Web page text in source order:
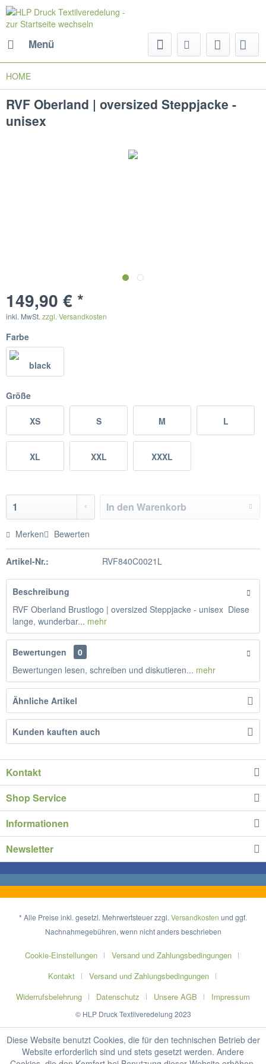
Menü
HOME
RVF Oberland | oversized Steppjacke -
unisex
149,90 € *
inkl. MwSt. zzgl. Versandkosten
Farbe
Größe
XS S M L
XL XXL XXXL
In den Warenkorb
Merken Bewerten
Artikel-Nr.: RVF840C0021L
Beschreibung
RVF Oberland Brustlogo | oversized Steppjacke - unisex Diese
lange, wunderbar... mehr
Bewertungen
0
Bewertungen lesen, schreiben und diskutieren... mehr
Ähnliche Artikel
Kunden kauften auch
Kontakt
Shop Service
Informationen
Newsletter
* Alle Preise inkl. gesetzl. Mehrwertsteuer zzgl. Versandkosten und ggf.
Nachnahmegebühren, wenn nicht anders beschrieben
Cookie-Einstellungen
Versand und Zahlungsbedingungen
Kontakt
Versand und Zahlungsbedingungen
Widerrufsbelehrung
Datenschutz Unsere AGB Impressum
© HLP Druck Textilveredelung 2023
Diese Website benutzt Cookies, die für den technischen Betrieb der
Website erforderlich sind und stets gesetzt werden. Andere